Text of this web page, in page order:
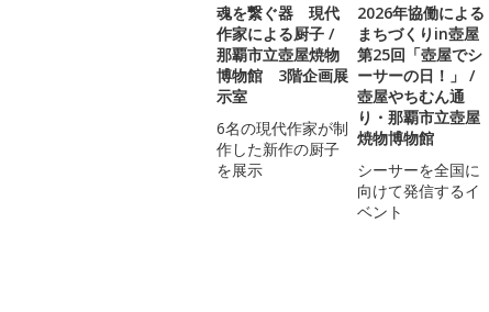
魂を繋ぐ器 現代
作家による厨子 /
那覇市立壺屋焼物
博物館 3階企画展
示室
6名の現代作家が制
作した新作の厨子
を展示
2026年協働による
まちづくりin壺屋
第25回「壺屋でシ
ーサーの日！」 /
壺屋やちむん通
り・那覇市立壺屋
焼物博物館
シーサーを全国に
向けて発信するイ
ベント